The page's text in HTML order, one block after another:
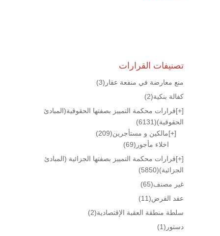
تصنيفات القرارات
منع معارضة في منفعة عقار (3)
كفالة بنكية(2)
[+]قرارات محكمة التمييز بصفتها الحقوقية(المبادئ
الحقوقية)(6131)
[+]مالكين و مستأجرين(209)
اخلاء مأجور (69)
[+]قرارات محكمة التمييز بصفتها الجزائية (المبادئ
الجزائية)(5850)
غير مصنف(65)
عقد القرض(11)
سلطة منطقة العقبة الإقتصادية(2)
دستور (1)